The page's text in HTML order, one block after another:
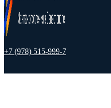
+7 (978) 515-999-7